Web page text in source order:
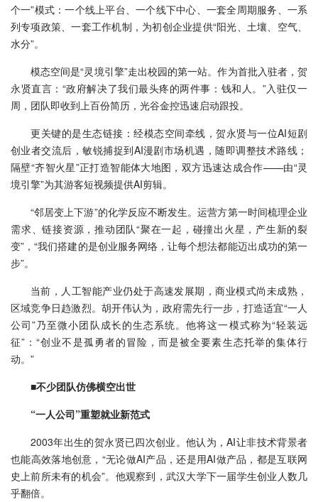
个一”模式：一个线上平台、一个线下中心、一套全周期服务、一系
列专项政策、一套工作机制，为初创企业提供“阳光、土壤、空气、
水分”。
模态空间是“灵境引擎”走出校园的第一站。作为首批入驻者，贺
永贤直言：“政府解决了我们最头疼的两件事：钱和人。”入驻仅一
周，团队即收到上百份简历，光谷金控迅速启动跟投。
更关键的是生态链接：经模态空间牵线，贺永贤与一位AI短剧
创业者交流后，敏锐捕捉到AI漫剧市场机遇，随即调整技术路线；
隔壁“齐智火星”正打造智能体大地图，双方迅速达成合作——由“灵
境引擎”为其游客短视频提供AI剪辑。
“邻居变上下游”的化学反应不断发生。运营方第一时间梳理企业
需求、链接资源，推动团队“聚在一起，碰撞出火星，产生新的裂
变”，“我们搭建的是创业服务网络，让每个想法都能迈出成功的第一
步”。
当前，人工智能产业仍处于高速发展期，商业模式尚未成熟，
区域竞争日趋激烈。胡开伟认为，政府需先行一步，打造适宜“一人
公司”乃至微小团队成长的生态系统。他将这一模式称为“轻装远
征”：“创业不是孤勇者的冒险，而是被全要素生态托举的集体行
动。”
■不少团队仿佛横空出世
“一人公司”重塑就业新范式
2003年出生的贺永贤已四次创业。他认为，AI让非技术背景者
也能高效落地创意，“无论做AI产品，还是用AI做产品，都是互联网
史上前所未有的机会”。他观察到，武汉大学下一届学生创业人数几
乎翻倍。